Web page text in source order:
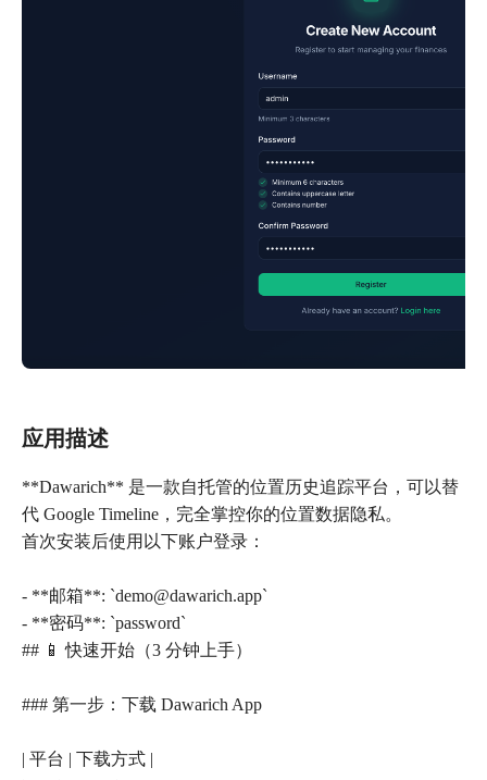
应用描述
**Dawarich** 是一款自托管的位置历史追踪平台，可以替
代 Google Timeline，完全掌控你的位置数据隐私。
首次安装后使用以下账户登录：
- **邮箱**: `demo@dawarich.app`
- **密码**: `password`
## 📱 快速开始（3 分钟上手）
### 第一步：下载 Dawarich App
| 平台 | 下载方式 |